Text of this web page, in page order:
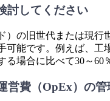
討してください
）の旧世代または現
可能です。例えば、
る場合に比べて30～60
営費（OpEx）の